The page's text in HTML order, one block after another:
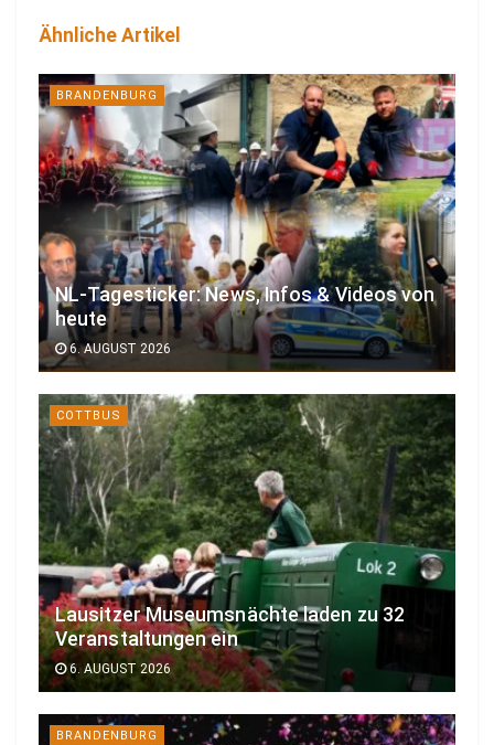
Ähnliche Artikel
BRANDENBURG
NL-Tagesticker: News, Infos & Videos von
heute
6. AUGUST 2026
COTTBUS
Lausitzer Museumsnächte laden zu 32
Veranstaltungen ein
6. AUGUST 2026
BRANDENBURG